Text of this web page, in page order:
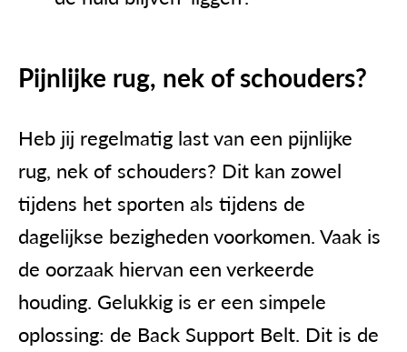
Pijnlijke rug, nek of schouders?
Heb jij regelmatig last van een pijnlijke
rug, nek of schouders? Dit kan zowel
tijdens het sporten als tijdens de
dagelijkse bezigheden voorkomen. Vaak is
de oorzaak hiervan een verkeerde
houding. Gelukkig is er een simpele
oplossing: de Back Support Belt. Dit is de